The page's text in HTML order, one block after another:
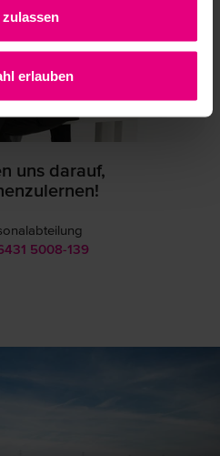
zulassen
erlauben
uns darauf,
5008-139